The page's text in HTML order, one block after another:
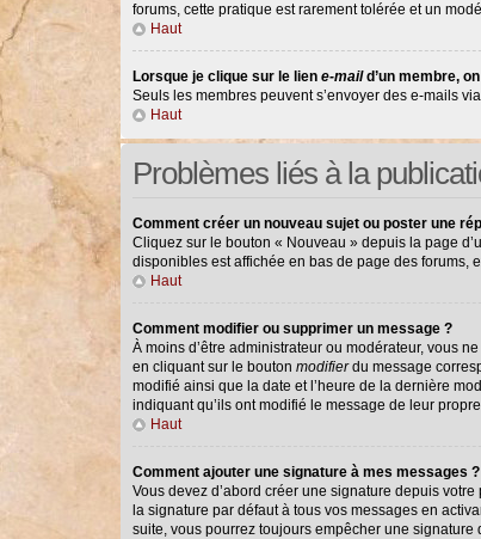
forums, cette pratique est rarement tolérée et un
Haut
Lorsque je clique sur le lien e-maild’un membre,
Seuls les membres peuvent s’envoyer des e-mails
Haut
Problèmes liés à la
Comment créer un nouveau sujet ou poster une
Cliquez sur le bouton « Nouveau » depuis la page
disponibles est affichée en bas de page des forums,
Haut
Comment modifier ou supprimer un message ?
À moins d’être administrateur ou modérateur, vous
en cliquant sur le bouton modifierdu message
modifié ainsi que la date et l’heure de la dernière
indiquant qu’ils ont modifié le message de leur
Haut
Comment ajouter une signature à mes messages ?
Vous devez d’abord créer une signature depuis
la signature par défaut à tous vos messages en
suite, vous pourrez toujours empêcher une